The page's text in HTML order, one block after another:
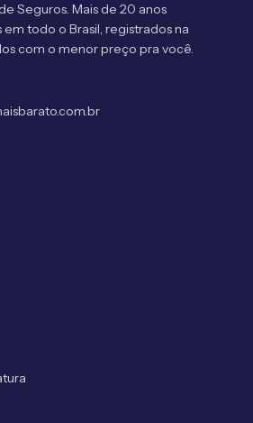
Seguros. Mais de 20 anos
todo o Brasil, registrados na
com o menor preço pra você.